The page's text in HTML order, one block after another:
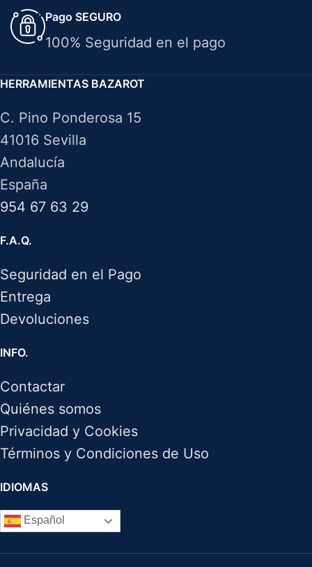
Pago SEGURO
100% Seguridad en el pago
HERRAMIENTAS BAZAROT
C. Pino Ponderosa 15
41016 Sevilla
Andalucía
España
954 67 63 29
F.A.Q.
Seguridad en el Pago
Entrega
Devoluciones
INFO.
Contactar
Quiénes somos
Privacidad y Cookies
Términos y Condiciones de Uso
IDIOMAS
Español